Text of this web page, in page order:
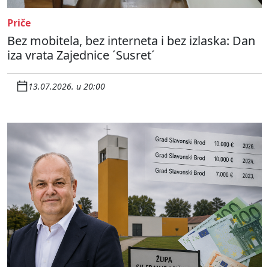
Priče
Bez mobitela, bez interneta i bez izlaska: Dan
iza vrata Zajednice ´Susret´
13.07.2026. u 20:00